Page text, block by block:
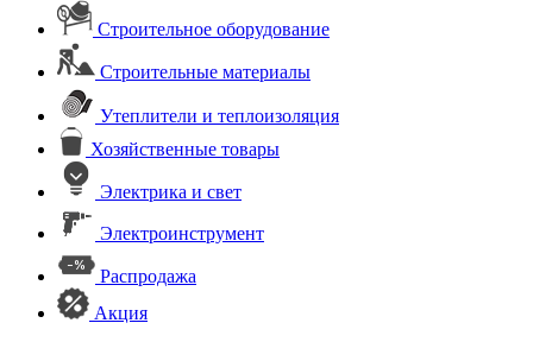
Строительное оборудование
Строительные материалы
Утеплители и теплоизоляция
Хозяйственные товары
Электрика и свет
Электроинструмент
Распродажа
Акция